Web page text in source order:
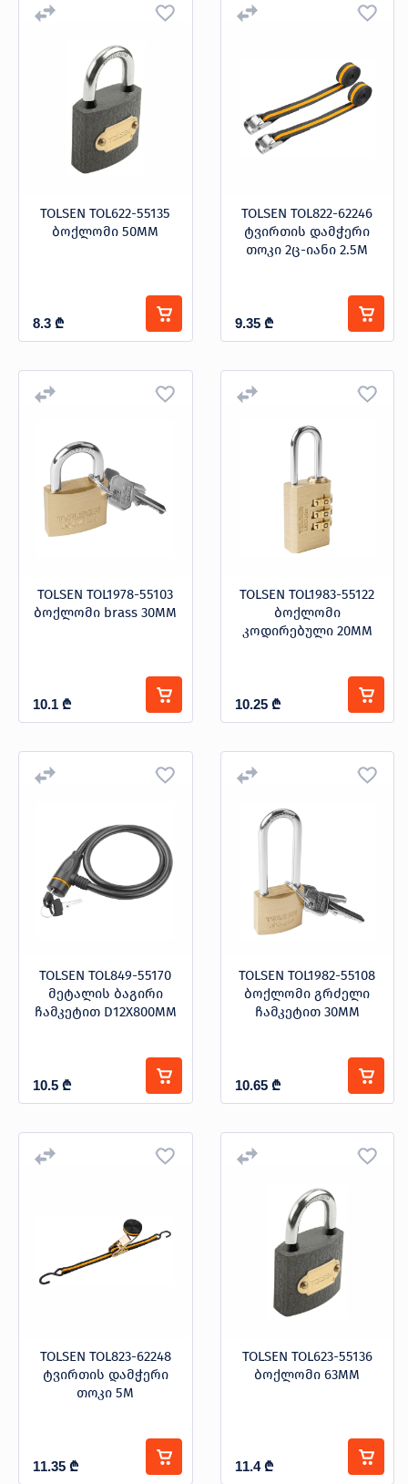
TOLSEN TOL622-55135
ბოქლომი 50MM
8.3 ₾
TOLSEN TOL822-62246
ტვირთის დამჭერი
თოკი 2ც-იანი 2.5M
9.35 ₾
TOLSEN TOL1978-55103
ბოქლომი brass 30MM
10.1 ₾
TOLSEN TOL1983-55122
ბოქლომი
კოდირებული 20MM
10.25 ₾
TOLSEN TOL849-55170
მეტალის ბაგირი
ჩამკეტით D12X800MM
10.5 ₾
TOLSEN TOL1982-55108
ბოქლომი გრძელი
ჩამკეტით 30MM
10.65 ₾
TOLSEN TOL823-62248
ტვირთის დამჭერი
თოკი 5M
11.35 ₾
TOLSEN TOL623-55136
ბოქლომი 63MM
11.4 ₾